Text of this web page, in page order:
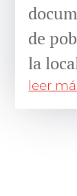
de
la
leer